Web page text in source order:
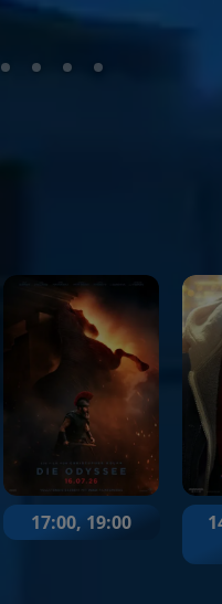
17:00, 19:00